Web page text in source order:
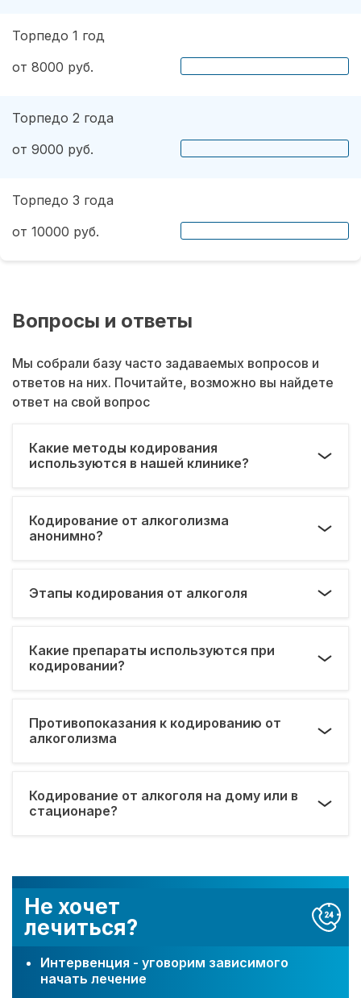
Не хочет
лечиться?
Интервенция - уговорим зависимого
начать лечение
Торпедо 1 год
от 8000 руб.
Торпедо 2 года
от 9000 руб.
Торпедо 3 года
от 10000 руб.
Вопросы и ответы
Мы собрали базу часто задаваемых вопросов и
ответов на них. Почитайте, возможно вы найдете
ответ на свой вопрос
Какие методы кодирования
используются в нашей клинике?
Кодирование от алкоголизма
анонимно?
Этапы кодирования от алкоголя
Какие препараты используются при
кодировании?
Противопоказания к кодированию от
алкоголизма
Кодирование от алкоголя на дому или в
стационаре?